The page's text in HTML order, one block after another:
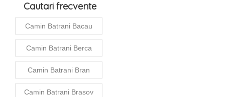
Cautari frecvente
Camin Batrani Bacau
Camin Batrani Berca
Camin Batrani Bran
Camin Batrani Brasov